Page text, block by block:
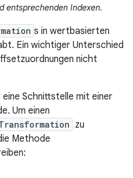
entsprechenden Indexen.
s in wertbasierten
Ein wichtiger Unterschied
nicht
eine Schnittstelle mit einer
Um einen
zu
Methode